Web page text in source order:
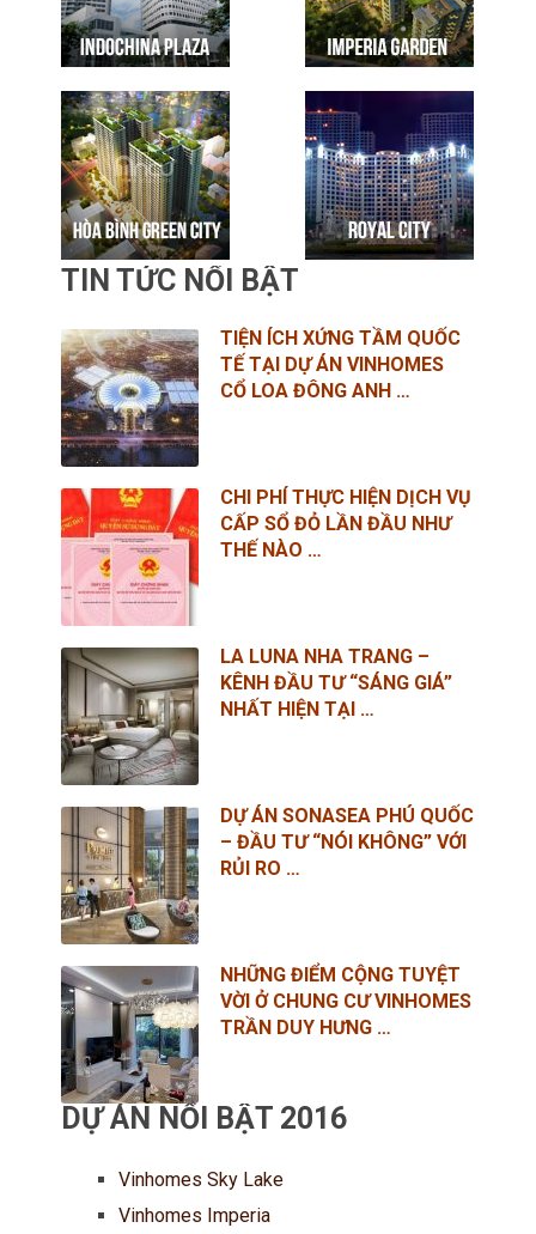
TIN TỨC NỔI BẬT
TIỆN ÍCH XỨNG TẦM QUỐC
TẾ TẠI DỰ ÁN VINHOMES
CỔ LOA ĐÔNG ANH …
CHI PHÍ THỰC HIỆN DỊCH VỤ
CẤP SỔ ĐỎ LẦN ĐẦU NHƯ
THẾ NÀO …
LA LUNA NHA TRANG –
KÊNH ĐẦU TƯ “SÁNG GIÁ”
NHẤT HIỆN TẠI …
DỰ ÁN SONASEA PHÚ QUỐC
– ĐẦU TƯ “NÓI KHÔNG” VỚI
RỦI RO …
NHỮNG ĐIỂM CỘNG TUYỆT
VỜI Ở CHUNG CƯ VINHOMES
TRẦN DUY HƯNG …
DỰ ÁN NỔI BẬT 2016
Vinhomes Sky Lake
Vinhomes Imperia